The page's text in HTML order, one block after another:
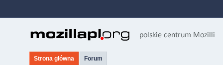
Strona główna Forum